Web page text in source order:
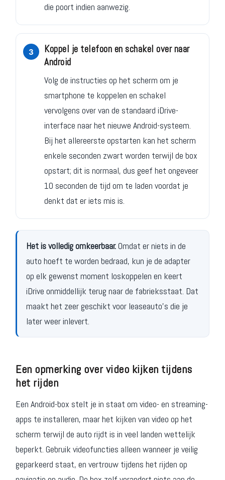
die poort indien aanwezig.
Koppel je telefoon en schakel over naar
Android
Volg de instructies op het scherm om je
smartphone te koppelen en schakel
vervolgens over van de standaard iDrive-
interface naar het nieuwe Android-systeem.
Bij het allereerste opstarten kan het scherm
enkele seconden zwart worden terwijl de box
opstart; dit is normaal, dus geef het ongeveer
10 seconden de tijd om te laden voordat je
denkt dat er iets mis is.
Het is volledig omkeerbaar.Omdat er niets in de
auto hoeft te worden bedraad, kun je de adapter
op elk gewenst moment loskoppelen en keert
iDrive onmiddellijk terug naar de fabrieksstaat. Dat
maakt het zeer geschikt voor leaseauto's die je
later weer inlevert.
Een opmerking over video kijken tijdens
het rijden
Een Android-box stelt je in staat om video- en streaming-
apps te installeren, maar het kijken van video op het
scherm terwijl de auto rijdt is in veel landen wettelijk
beperkt. Gebruik videofuncties alleen wanneer je veilig
geparkeerd staat, en vertrouw tijdens het rijden op